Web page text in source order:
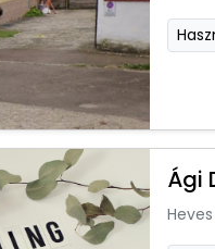
Ági
Heves